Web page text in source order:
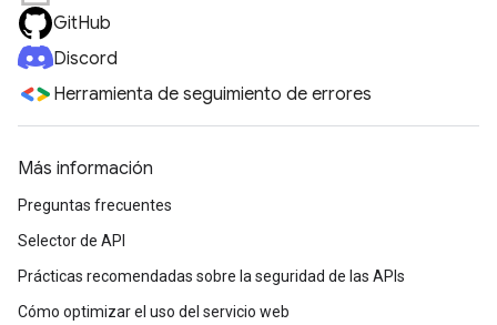
GitHub
Discord
Herramienta de seguimiento de errores
Más información
Preguntas frecuentes
Selector de API
Prácticas recomendadas sobre la seguridad de las APIs
Cómo optimizar el uso del servicio web